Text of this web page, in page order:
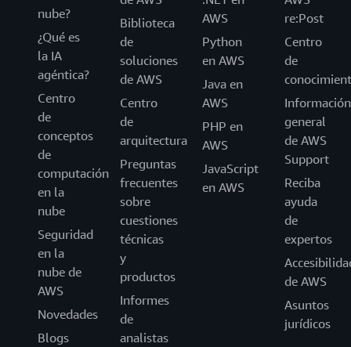
nube?
¿Qué es
la IA
agéntica?
Centro
de
conceptos
de
computación
en la
nube
Seguridad
en la
nube de
AWS
Novedades
Blogs
Biblioteca
de
soluciones
de AWS
Centro
de
arquitectura
Preguntas
frecuentes
sobre
cuestiones
técnicas
y
productos
Informes
de
analistas
AWS
Python
en AWS
Java en
AWS
PHP en
AWS
JavaScript
en AWS
re:Post
Centro
de
Información
general
de AWS
Support
Reciba
ayuda
de
expertos
de AWS
Asuntos
jurídicos